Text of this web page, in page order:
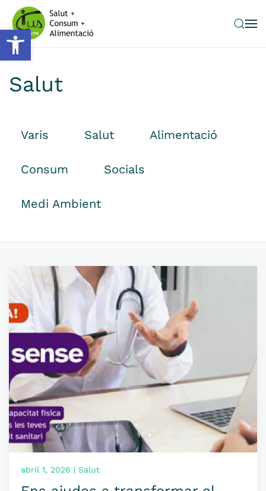
Obre la barra d'eines
Skip to main content
Salut
Varis Salut Alimentació
Consum Socials
Medi Ambient
abril 1, 2026 | Salut